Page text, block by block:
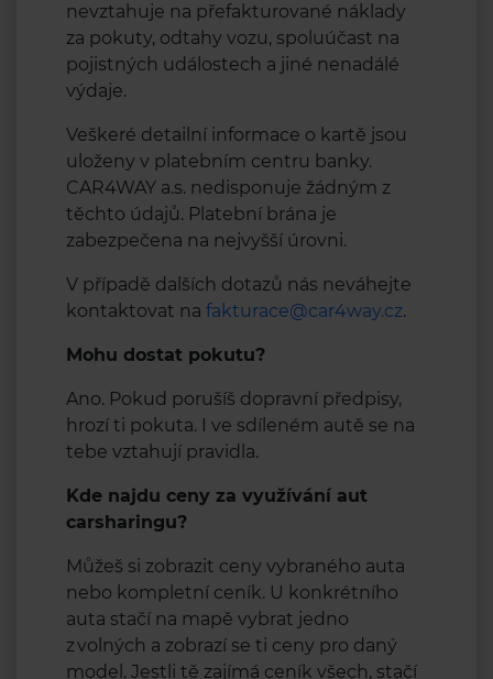
nevztahuje na přefakturované náklady
za pokuty, odtahy vozu, spoluúčast na
pojistných událostech a jiné nenadálé
výdaje.
Veškeré detailní informace o kartě jsou
uloženy v platebním centru banky.
CAR4WAY a.s. nedisponuje žádným z
těchto údajů. Platební brána je
zabezpečena na nejvyšší úrovni.
V případě dalších dotazů nás neváhejte
kontaktovat na fakturace@car4way.cz.
Mohu dostat pokutu?
Ano. Pokud porušíš dopravní předpisy,
hrozí ti pokuta. I ve sdíleném autě se na
tebe vztahují pravidla.
Kde najdu ceny za využívání aut
carsharingu?
Můžeš si zobrazit ceny vybraného auta
nebo kompletní ceník. U konkrétního
auta stačí na mapě vybrat jedno
z volných a zobrazí se ti ceny pro daný
model. Jestli tě zajímá ceník všech, stačí